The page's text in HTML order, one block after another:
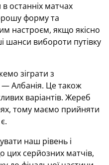
останніх матчах
форму та
настроєм, якщо якісно
шанси вибороти путівку
зіграти з
Албанія. Це також
варіантів. Жереб
тому маємо прийняти
наш рівень і
цих серйозних матчів,